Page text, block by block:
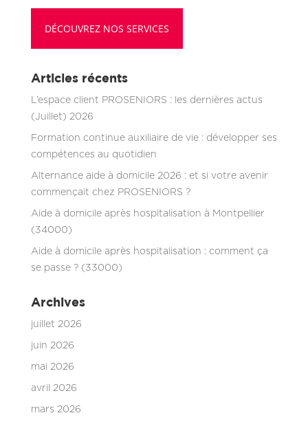
DÉCOUVREZ NOS SERVICES
Articles récents
L’espace client PROSENIORS : les dernières actus
(Juillet) 2026
Formation continue auxiliaire de vie : développer ses
compétences au quotidien
Alternance aide à domicile 2026 : et si votre avenir
commençait chez PROSENIORS ?
Aide à domicile après hospitalisation à Montpellier
(34000)
Aide à domicile après hospitalisation : comment ça
se passe ? (33000)
Archives
juillet 2026
juin 2026
mai 2026
avril 2026
mars 2026